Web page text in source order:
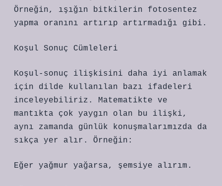
Örneğin, ışığın bitkilerin fotosentez
yapma oranını artırıp artırmadığı gibi.
Koşul Sonuç Cümleleri
Koşul-sonuç ilişkisini daha iyi anlamak
için dilde kullanılan bazı ifadeleri
inceleyebiliriz. Matematikte ve
mantıkta çok yaygın olan bu ilişki,
aynı zamanda günlük konuşmalarımızda da
sıkça yer alır. Örneğin:
Eğer yağmur yağarsa, şemsiye alırım.